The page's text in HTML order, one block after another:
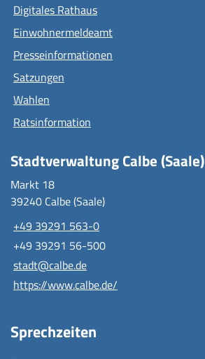
Digitales Rathaus
Einwohnermeldeamt
Presseinformationen
Satzungen
Wahlen
Ratsinformation
Stadtverwaltung Calbe (Saale)
Markt 18
39240 Calbe (Saale)
+49 39291 563-0
+49 39291 56-500
stadt@calbe.de
https://www.calbe.de/
Sprechzeiten